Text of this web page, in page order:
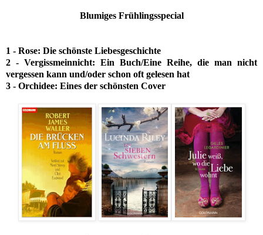
Blumiges Frühlingsspecial
1 - Rose: Die schönste Liebesgeschichte
2 - Vergissmeinnicht: Ein Buch/Eine Reihe, die man nicht
vergessen kann und/oder schon oft gelesen hat
3 - Orchidee: Eines der schönsten Cover